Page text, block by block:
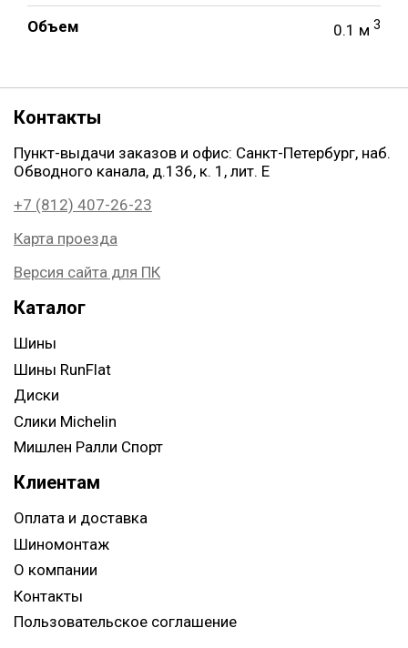
Объем 0.1 м 3
Контакты
Пункт-выдачи заказов и офис: Санкт-Петербург, наб.
Обводного канала, д.136, к. 1, лит. Е
+7 (812) 407-26-23
Карта проезда
Версия сайта для ПК
Каталог
Шины
Шины RunFlat
Диски
Слики Michelin
Мишлен Ралли Спорт
Клиентам
Оплата и доставка
Шиномонтаж
О компании
Контакты
Пользовательское соглашение